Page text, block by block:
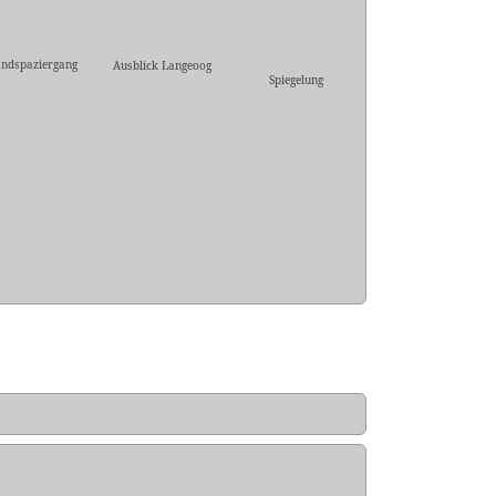
Ausblick Langeoog
Spiegelung